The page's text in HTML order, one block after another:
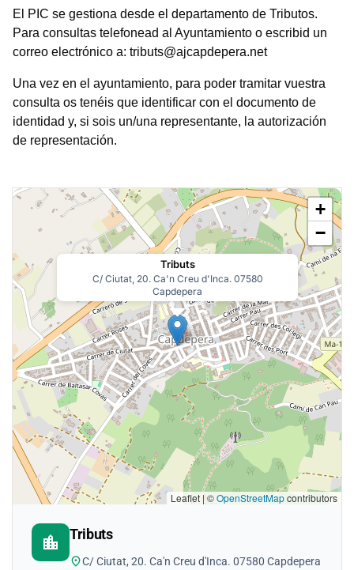
El PIC se gestiona desde el departamento de Tributos.
Para consultas telefonead al Ayuntamiento o escribid un
correo electrónico a: tributs@ajcapdepera.net
Una vez en el ayuntamiento, para poder tramitar vuestra
consulta os tenéis que identificar con el documento de
identidad y, si sois un/una representante, la autorización
de representación.
Tributs
C/ Ciutat, 20. Ca'n Creu d'Inca. 07580
Capdepera
+
−
Leaflet | ©OpenStreetMapcontributors
location_city Tributs
location_onC/ Ciutat, 20. Ca'n Creu d'Inca. 07580 Capdepera